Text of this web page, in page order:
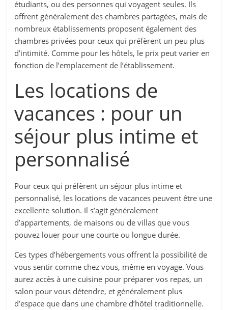
étudiants, ou des personnes qui voyagent seules. Ils
offrent généralement des chambres partagées, mais de
nombreux établissements proposent également des
chambres privées pour ceux qui préfèrent un peu plus
d’intimité. Comme pour les hôtels, le prix peut varier en
fonction de l’emplacement de l’établissement.
Les locations de
vacances : pour un
séjour plus intime et
personnalisé
Pour ceux qui préfèrent un séjour plus intime et
personnalisé, les locations de vacances peuvent être une
excellente solution. Il s’agit généralement
d’appartements, de maisons ou de villas que vous
pouvez louer pour une courte ou longue durée.
Ces types d’hébergements vous offrent la possibilité de
vous sentir comme chez vous, même en voyage. Vous
aurez accès à une cuisine pour préparer vos repas, un
salon pour vous détendre, et généralement plus
d’espace que dans une chambre d’hôtel traditionnelle.